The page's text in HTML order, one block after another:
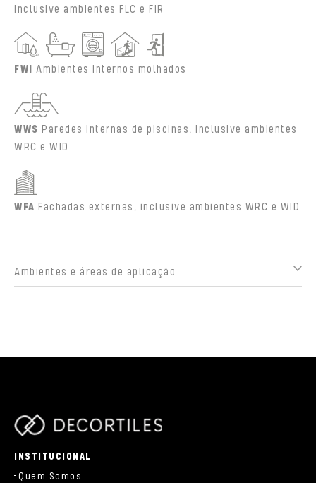
inclusive ambientes FLC e FIR
FWI Ambientes internos molhados
WWS Paredes internas de piscinas, inclusive ambientes
WRC e WID
WFA Fachadas externas, inclusive ambientes WRC e WID
Ambientes e áreas de aplicação
INSTITUCIONAL
Quem Somos